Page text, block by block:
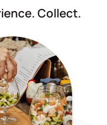
Collect.